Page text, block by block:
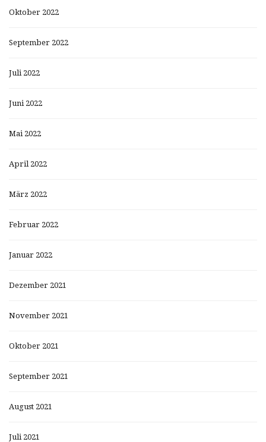
Oktober 2022
September 2022
Juli 2022
Juni 2022
Mai 2022
April 2022
März 2022
Februar 2022
Januar 2022
Dezember 2021
November 2021
Oktober 2021
September 2021
August 2021
Juli 2021